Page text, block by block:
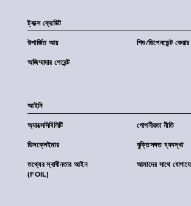
ট্যাক্স ক্রেডিট
উপার্জিত আয় শিশু/ডিপেনডেন্ট কেয়ার
অজিম্মাদার পেরেন্ট
আইনি
অ্যাক্সেসিবিলিটি গোপনীয়তা নীতি
ডিসক্লেইমার যুক্তিসঙ্গত ব্যবস্থা
তথ্যের স্বাধীনতার আইন
(FOIL)
আমাদের সাথে